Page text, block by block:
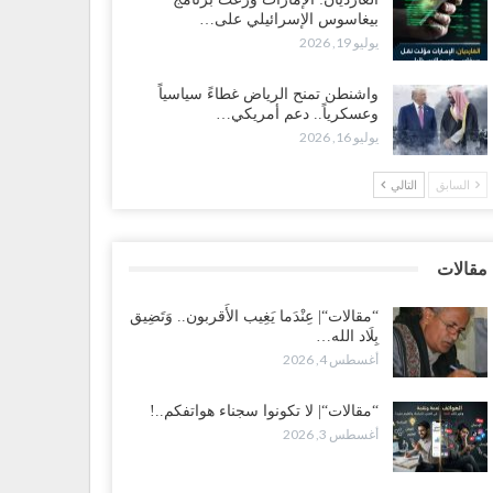
بعد اقتحام منزل شيخ بارز.. قبائل الصحراء
تبدأ احتشاداً على الحدود السعودية..!
2, 2026
غضبٍ جنوباً.. دعوات لإغلاق مطرح فدغم مع تحوله من
للتجنيد إلى ساحة لتصفية قادة التحالف..!
2, 2026
لإشعال حرب..!
تغييرات سعودية بصفوف قيادة “درع الوطن”
بالعبر.. هل بدأت الرياض إعادة هيكلة فصائلها بعد…
بيغاسوس الإسرائيلي على…
يوليو 19, 2026
واشنطن تمنح الرياض غطاءً سياسياً
وعسكرياً.. دعم أمريكي…
يوليو 16, 2026
السابق التالي
مقالات
“مقالات“| عِنْدَما يَغِيب الأَقربون.. وَتَضِيق
بِلَاد الله…
أغسطس 4, 2026
“مقالات“| لا تكونوا سجناء هواتفكم..!
أغسطس 3, 2026